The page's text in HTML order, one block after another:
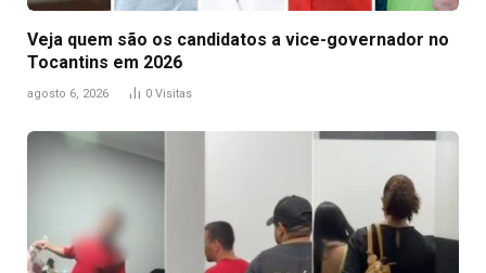
Veja quem são os candidatos a vice-governador no
Tocantins em 2026
agosto 6, 2026 0 Visitas